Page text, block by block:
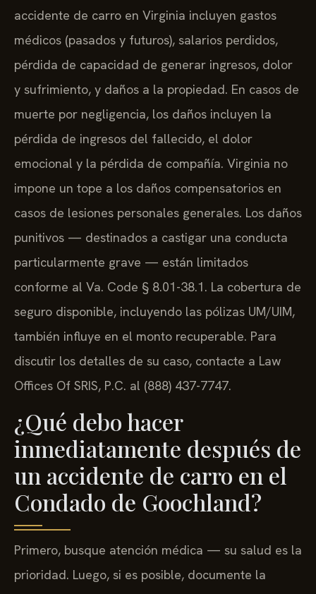
accidente de carro en Virginia incluyen gastos
médicos (pasados y futuros), salarios perdidos,
pérdida de capacidad de generar ingresos, dolor
y sufrimiento, y daños a la propiedad. En casos de
muerte por negligencia, los daños incluyen la
pérdida de ingresos del fallecido, el dolor
emocional y la pérdida de compañía. Virginia no
impone un tope a los daños compensatorios en
casos de lesiones personales generales. Los daños
punitivos — destinados a castigar una conducta
particularmente grave — están limitados
conforme al Va. Code § 8.01-38.1. La cobertura de
seguro disponible, incluyendo las pólizas UM/UIM,
también influye en el monto recuperable. Para
discutir los detalles de su caso, contacte a Law
Offices Of SRIS, P.C. al (888) 437-7747.
¿Qué debo hacer
inmediatamente después de
un accidente de carro en el
Condado de Goochland?
Primero, busque atención médica — su salud es la
prioridad. Luego, si es posible, documente la